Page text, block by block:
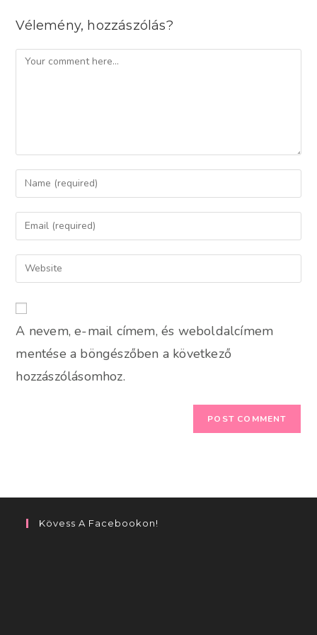
Vélemény, hozzászólás?
Comment
Enter
your
name
comment
Enter
your
email
address
Enter
your
URL
(optional)
A nevem, e-mail címem, és weboldalcímem
mentése a böngészőben a következő
hozzászólásomhoz.
Kövess A Facebookon!